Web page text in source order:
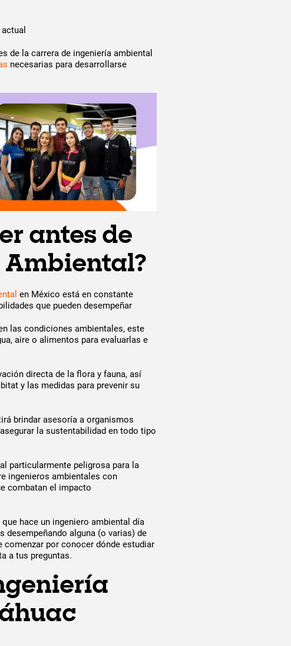
de la carrera de ingeniería ambiental
necesarias para desarrollarse
antes de
en México está en constante
que pueden desempeñar
las condiciones ambientales, este
aire o alimentos para evaluarlas e
directa de la flora y fauna, así
y las medidas para prevenir su
brindar asesoría a organismos
la sustentabilidad en todo tipo
particularmente peligrosa para la
ingenieros ambientales con
combatan el impacto
hace un ingeniero ambiental día
desempeñando alguna (o varias) de
por conocer dónde estudiar
a tus preguntas.